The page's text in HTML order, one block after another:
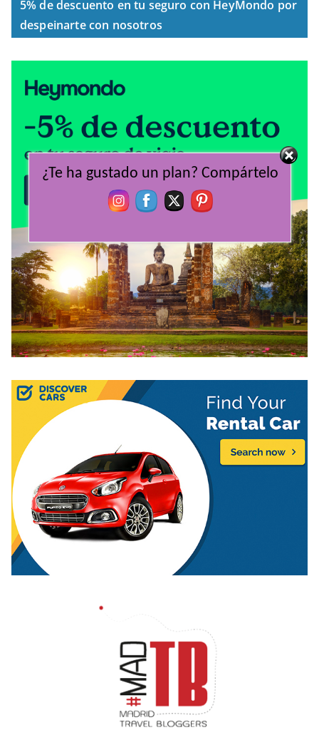
5% de descuento en tu seguro con HeyMondo por
despeinarte con nosotros
¿Te ha gustado un plan? Compártelo